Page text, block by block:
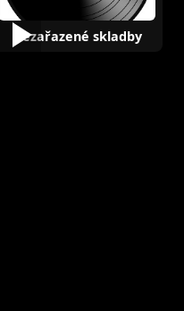
Nezařazené skladby